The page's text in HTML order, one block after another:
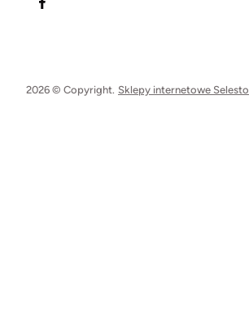
2026 © Copyright. Sklepy internetowe Selesto